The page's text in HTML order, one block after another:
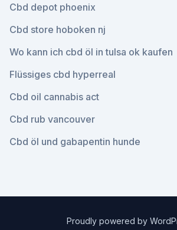
Cbd depot phoenix
Cbd store hoboken nj
Wo kann ich cbd öl in tulsa ok kaufen
Flüssiges cbd hyperreal
Cbd oil cannabis act
Cbd rub vancouver
Cbd öl und gabapentin hunde
Proudly powered by